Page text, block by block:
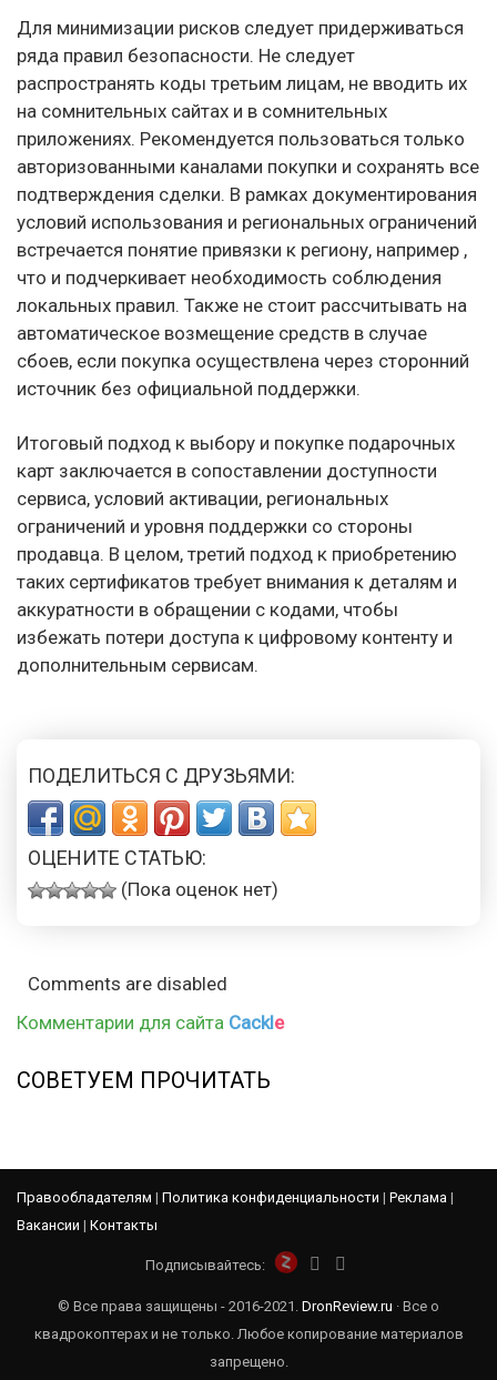
Для минимизации рисков следует придерживаться
ряда правил безопасности. Не следует
распространять коды третьим лицам, не вводить их
на сомнительных сайтах и в сомнительных
приложениях. Рекомендуется пользоваться только
авторизованными каналами покупки и сохранять все
подтверждения сделки. В рамках документирования
условий использования и региональных ограничений
встречается понятие привязки к региону, например ,
что и подчеркивает необходимость соблюдения
локальных правил. Также не стоит рассчитывать на
автоматическое возмещение средств в случае
сбоев, если покупка осуществлена через сторонний
источник без официальной поддержки.
Итоговый подход к выбору и покупке подарочных
карт заключается в сопоставлении доступности
сервиса, условий активации, региональных
ограничений и уровня поддержки со стороны
продавца. В целом, третий подход к приобретению
таких сертификатов требует внимания к деталям и
аккуратности в обращении с кодами, чтобы
избежать потери доступа к цифровому контенту и
дополнительным сервисам.
ПОДЕЛИТЬСЯ С ДРУЗЬЯМИ:
ОЦЕНИТЕ СТАТЬЮ:
(Пока оценок нет)
Comments are disabled
Комментарии для сайта Cackle
СОВЕТУЕМ ПРОЧИТАТЬ
Правообладателям | Политика конфиденциальности | Реклама |
Вакансии | Контакты
Подписывайтесь:
© Все права защищены - 2016-2021. DronReview.ru · Все о
квадрокоптерах и не только. Любое копирование материалов
запрещено.